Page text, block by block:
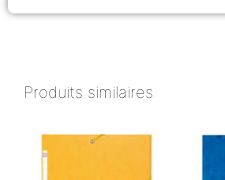
Produits similaires